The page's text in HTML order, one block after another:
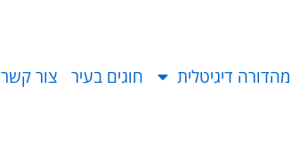
מהדורה דיגיטלית חוגים בעיר צור קשר